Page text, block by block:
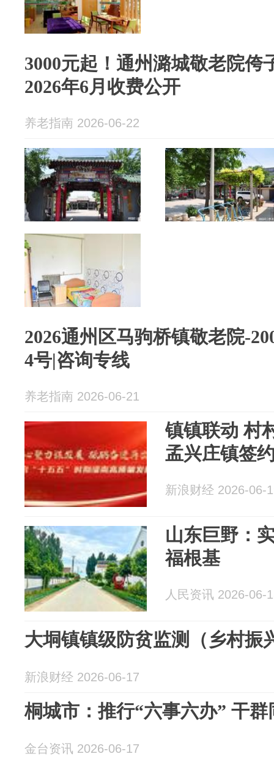
3000元起！通州潞城敬老院侉
2026年6月收费公开
养老指南 2026-06-22
2026通州区马驹桥镇敬老院-
4号|咨询专线
养老指南 2026-06-21
镇镇联动 村
孟兴庄镇签
新浪财经 2026-06-
山东巨野：
福根基
人民资讯 2026-06-
大垌镇镇级防贫监测（乡村振
新浪财经 2026-06-17
桐城市：推行“六事六办” 干
金台资讯 2026-06-17